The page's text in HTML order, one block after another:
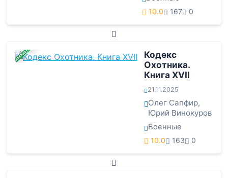
10.0 167 0
ЗАВЕРШЕНА
Кодекс
Охотника.
Книга XVII
21.11.2025
Олег Сапфир,
Юрий Винокуров
Военные
10.0 163 0